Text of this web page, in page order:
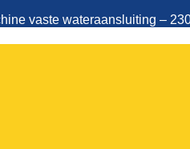
vaste wateraansluiting –